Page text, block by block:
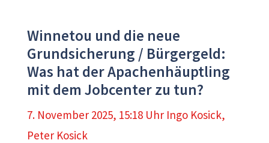
Winnetou und die neue
Grundsicherung / Bürgergeld:
Was hat der Apachenhäuptling
mit dem Jobcenter zu tun?
7. November 2025, 15:18 Uhr Ingo Kosick,
Peter Kosick